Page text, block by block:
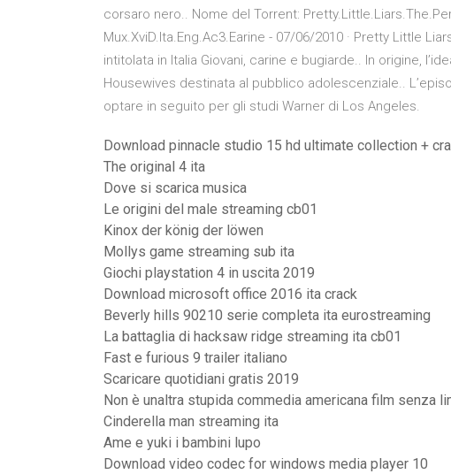
corsaro nero.. Nome del Torrent:
Mux.XviD.Ita.Eng.Ac3.Earine - 07/06/2010 · Pretty Little
intitolata in Italia Giovani, carine e bugiarde.. In origine,
Housewives destinata al pubblico adolescenziale..
optare in seguito per gli studi Warner di Los Angeles.
Download pinnacle studio 15 hd ultimate collection +
The original 4 ita
Dove si scarica musica
Le origini del male streaming cb01
Kinox der könig der löwen
Mollys game streaming sub ita
Giochi playstation 4 in uscita 2019
Download microsoft office 2016 ita crack
Beverly hills 90210 serie completa ita eurostreaming
La battaglia di hacksaw ridge streaming ita cb01
Fast e furious 9 trailer italiano
Scaricare quotidiani gratis 2019
Non è unaltra stupida commedia americana film senza
Cinderella man streaming ita
Ame e yuki i bambini lupo
Download video codec for windows media player 10